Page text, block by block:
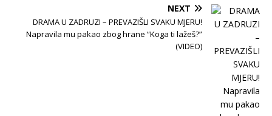
NEXT
DRAMA U ZADRUZI – PREVAZIŠLI SVAKU MJERU!
Napravila mu pakao zbog hrane “Koga ti lažeš?”
(VIDEO)